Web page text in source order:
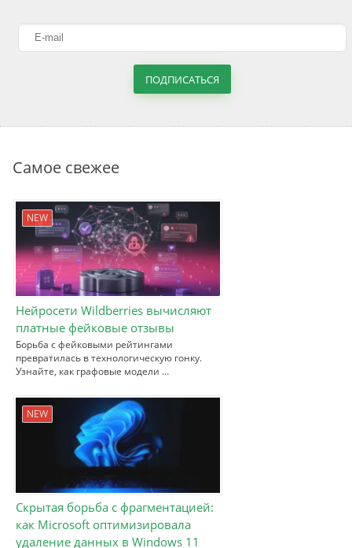
ПОДПИСАТЬСЯ
Самое свежее
NEW
Нейросети Wildberries вычисляют
платные фейковые отзывы
Борьба с фейковыми рейтингами
превратилась в технологическую гонку.
Узнайте, как графовые модели …
NEW
Скрытая борьба с фрагментацией:
как Microsoft оптимизировала
удаление данных в Windows 11